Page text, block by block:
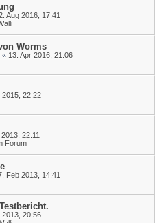
Aug 2016, 17:41
Worms
« 13. Apr 2016, 21:06
2015, 22:22
22:11
Forum
Feb 2013, 14:41
2013, 20:56